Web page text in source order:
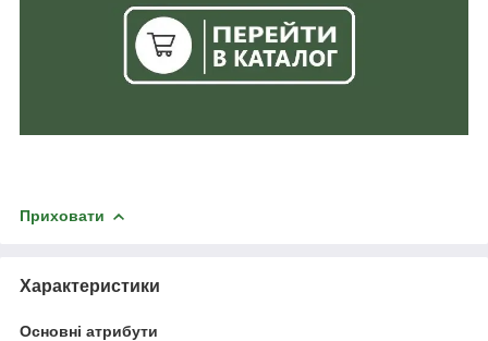
Приховати
Характеристики
Основні атрибути